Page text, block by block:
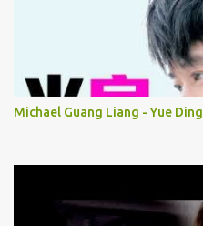
Michael Guang Liang - Yue Ding